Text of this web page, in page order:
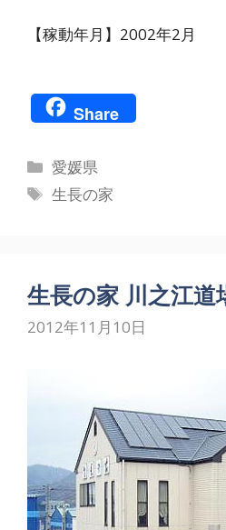
【稼動年月】2002年2月
Share
カ
テ
愛媛県
タ
生長の家
生長の家 川之江道
2012年11月10日